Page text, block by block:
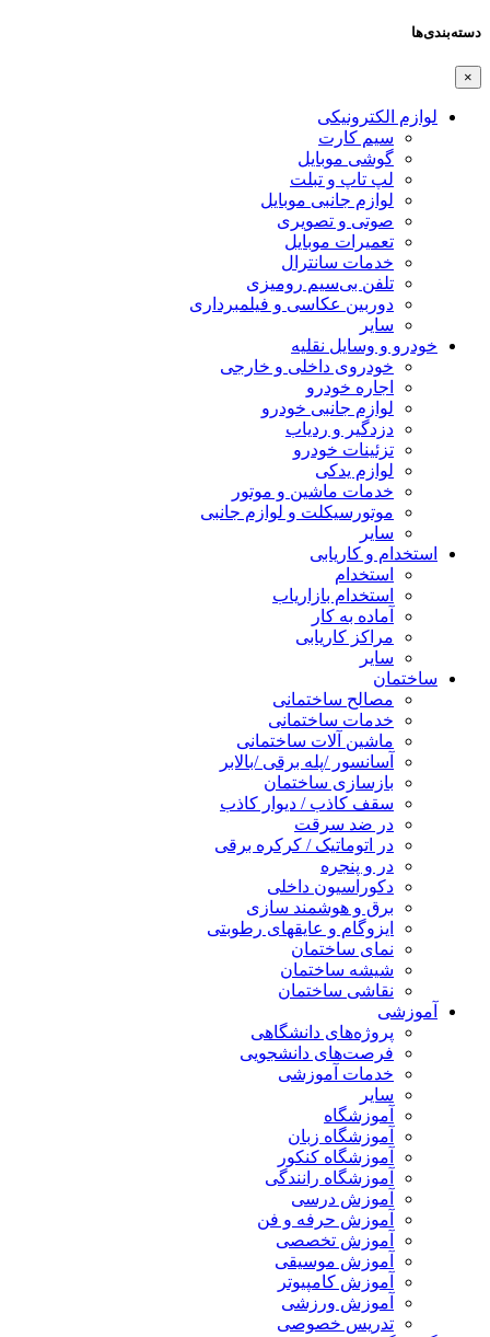
دسته‌بندی‌ها
×
لوازم الکترونیکی
سیم کارت
گوشی موبایل
لپ تاپ و تبلت
لوازم جانبی موبایل
صوتی و تصویری
تعمیرات موبایل
خدمات سانترال
تلفن بی‌سیم رومیزی
دوربین عکاسی و فیلمبرداری
سایر
خودرو و وسایل نقلیه
خودروی داخلی و خارجی
اجاره خودرو
لوازم جانبی خودرو
دزدگیر و ردیاب
تزئینات خودرو
لوازم یدکی
خدمات ماشین و موتور
موتورسیکلت و لوازم جانبی
سایر
استخدام و کاریابی
استخدام
استخدام بازاریاب
آماده به کار
مراکز کاریابی
سایر
ساختمان
مصالح ساختمانی
خدمات ساختمانی
ماشین آلات ساختمانی
آسانسور /پله برقی /بالابر
بازسازی ساختمان
سقف کاذب / دیوار کاذب
در ضد سرقت
در اتوماتیک / کرکره برقی
در و پنجره
دکوراسیون داخلی
برق و هوشمند سازی
ایزوگام و عایقهای رطوبتی
نمای ساختمان
شیشه ساختمان
نقاشی ساختمان
آموزشی
پروژه‌های دانشگاهی
فرصت‌های دانشجویی
خدمات آموزشی
سایر
آموزشگاه
آموزشگاه زبان
آموزشگاه کنکور
آموزشگاه رانندگی
آموزش درسی
آموزش حرفه و فن
آموزش تخصصی
آموزش موسیقی
آموزش کامپیوتر
آموزش ورزشی
تدریس خصوصی